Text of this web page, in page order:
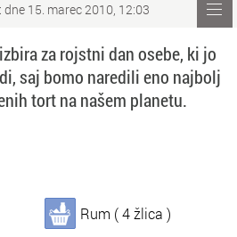
dne 15. marec 2010, 12:03
za rojstni dan osebe, ki jo
saj bomo naredili eno najbolj
tort na našem planetu.
Rum ( 4 žlica )